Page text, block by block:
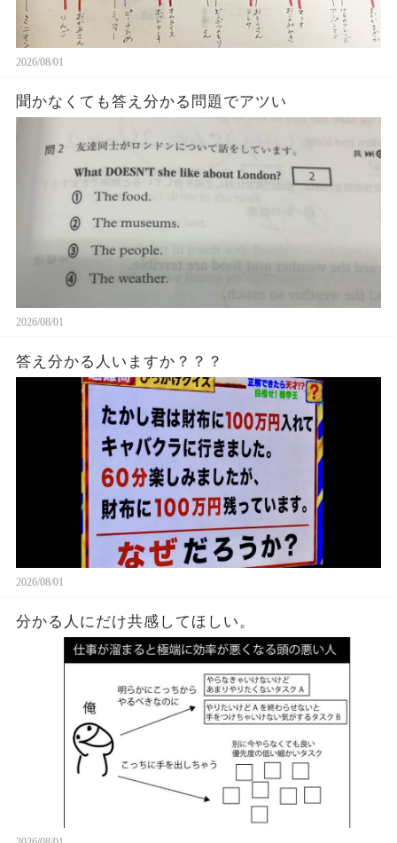
2026/08/01
聞かなくても答え分かる問題でアツい
2026/08/01
答え分かる人いますか？？？
2026/08/01
分かる人にだけ共感してほしい。